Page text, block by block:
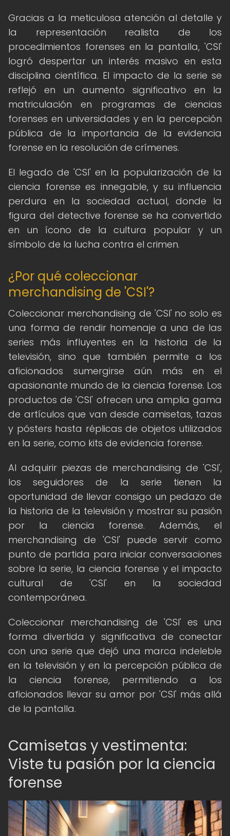
Gracias a la meticulosa atención al detalle y
la representación realista de los
procedimientos forenses en la pantalla, 'CSI'
logró despertar un interés masivo en esta
disciplina científica. El impacto de la serie se
reflejó en un aumento significativo en la
matriculación en programas de ciencias
forenses en universidades y en la percepción
pública de la importancia de la evidencia
forense en la resolución de crímenes.
El legado de 'CSI' en la popularización de la
ciencia forense es innegable, y su influencia
perdura en la sociedad actual, donde la
figura del detective forense se ha convertido
en un ícono de la cultura popular y un
símbolo de la lucha contra el crimen.
¿Por qué coleccionar
merchandising de 'CSI'?
Coleccionar merchandising de 'CSI' no solo es
una forma de rendir homenaje a una de las
series más influyentes en la historia de la
televisión, sino que también permite a los
aficionados sumergirse aún más en el
apasionante mundo de la ciencia forense. Los
productos de 'CSI' ofrecen una amplia gama
de artículos que van desde camisetas, tazas
y pósters hasta réplicas de objetos utilizados
en la serie, como kits de evidencia forense.
Al adquirir piezas de merchandising de 'CSI',
los seguidores de la serie tienen la
oportunidad de llevar consigo un pedazo de
la historia de la televisión y mostrar su pasión
por la ciencia forense. Además, el
merchandising de 'CSI' puede servir como
punto de partida para iniciar conversaciones
sobre la serie, la ciencia forense y el impacto
cultural de 'CSI' en la sociedad
contemporánea.
Coleccionar merchandising de 'CSI' es una
forma divertida y significativa de conectar
con una serie que dejó una marca indeleble
en la televisión y en la percepción pública de
la ciencia forense, permitiendo a los
aficionados llevar su amor por 'CSI' más allá
de la pantalla.
Camisetas y vestimenta:
Viste tu pasión por la ciencia
forense